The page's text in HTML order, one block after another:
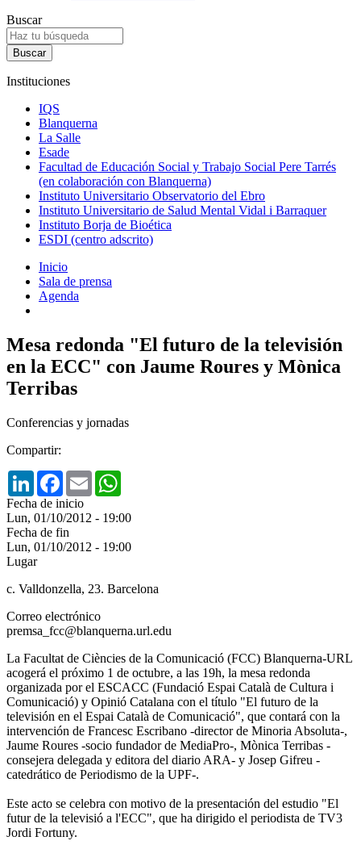
Buscar
Instituciones
IQS
Blanquerna
La Salle
Esade
Facultad de Educación Social y Trabajo Social Pere Tarrés
(en colaboración con Blanquerna)
Instituto Universitario Observatorio del Ebro
Instituto Universitario de Salud Mental Vidal i Barraquer
Instituto Borja de Bioética
ESDI (centro adscrito)
Inicio
Sala de prensa
Agenda
Mesa redonda "El futuro de la televisión
en la ECC" con Jaume Roures y Mònica
Terribas
Conferencias y jornadas
Compartir:
LinkedInFacebook
Email
Fecha de inicio
Lun, 01/10/2012 - 19:00
Fecha de fin
Lun, 01/10/2012 - 19:00
Lugar
c. Valldonzella, 23. Barcelona
Correo electrónico
premsa_fcc@blanquerna.url.edu
La Facultat de Ciències de la Comunicació (FCC) Blanquerna-URL
acogerá el próximo 1 de octubre, a las 19h, la mesa redonda
organizada por el ESCACC (Fundació Espai Català de Cultura i
Comunicació) y Opinió Catalana con el título "El futuro de la
televisión en el Espai Català de Comunicació", que contará con la
intervención de Francesc Escribano -director de Minoria Absoluta-,
Jaume Roures -socio fundador de MediaPro-, Mònica Terribas -
consejera delegada y editora del diario ARA- y Josep Gifreu -
catedrático de Periodismo de la UPF-.
Este acto se celebra con motivo de la presentación del estudio "El
futur de la televisió a l'ECC", que ha dirigido el periodista de TV3
Jordi Fortuny.